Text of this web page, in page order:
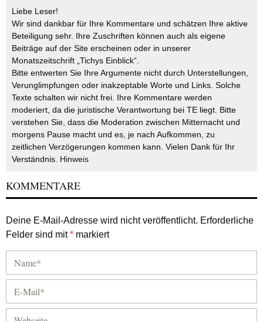
Liebe Leser!
Wir sind dankbar für Ihre Kommentare und schätzen Ihre aktive
Beteiligung sehr. Ihre Zuschriften können auch als eigene
Beiträge auf der Site erscheinen oder in unserer
Monatszeitschrift „Tichys Einblick“.
Bitte entwerten Sie Ihre Argumente nicht durch Unterstellungen,
Verunglimpfungen oder inakzeptable Worte und Links. Solche
Texte schalten wir nicht frei. Ihre Kommentare werden
moderiert, da die juristische Verantwortung bei TE liegt. Bitte
verstehen Sie, dass die Moderation zwischen Mitternacht und
morgens Pause macht und es, je nach Aufkommen, zu
zeitlichen Verzögerungen kommen kann. Vielen Dank für Ihr
Verständnis. Hinweis
KOMMENTARE
Deine E-Mail-Adresse wird nicht veröffentlicht. Erforderliche
Felder sind mit* markiert